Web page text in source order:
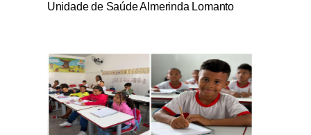
Unidade de Saúde Almerinda Lomanto